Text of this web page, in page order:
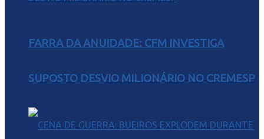
FARRA DA ANUIDADE: CFM INVESTIGA
SUPOSTO DESVIO MILIONÁRIO NO CREMESP